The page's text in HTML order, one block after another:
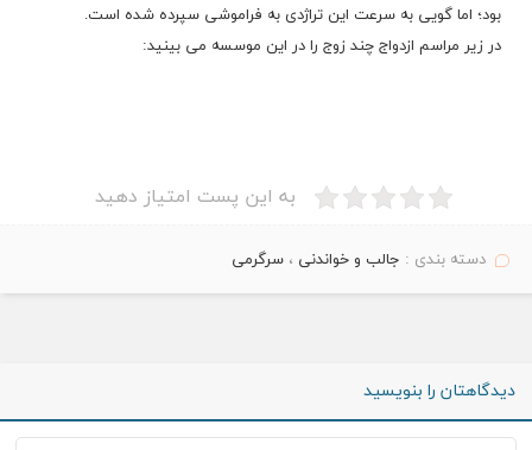
بود؛ اما گویی به سرعت این تراژدی به فراموشی سپرده شده است.
در زیر مراسم ازدواج چند زوج را در این موسسه می بینید:
به این پست امتیاز دهید
دسته بندی : جالب و خواندنی ،سرگرمی
دیدگاهتان را بنویسید